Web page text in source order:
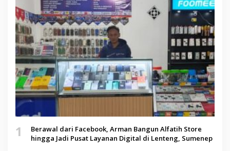
1
Berawal dari Facebook, Arman Bangun Alfatih Store
hingga Jadi Pusat Layanan Digital di Lenteng, Sumenep